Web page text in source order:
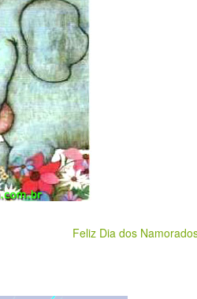
Feliz Dia dos